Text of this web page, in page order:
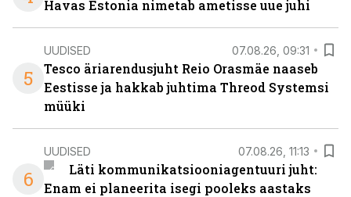
Havas Estonia nimetab ametisse uue juhi
5
UUDISED 07.08.26, 09:31
Tesco äriarendusjuht Reio Orasmäe naaseb
Eestisse ja hakkab juhtima Threod Systemsi
müüki
6
UUDISED 07.08.26, 11:13
Läti kommunikatsiooniagentuuri juht:
Enam ei planeerita isegi pooleks aastaks